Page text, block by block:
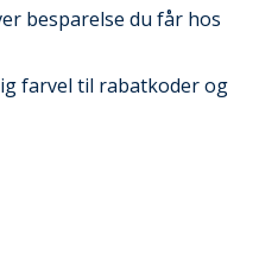
besparelse du får hos
farvel til rabatkoder og